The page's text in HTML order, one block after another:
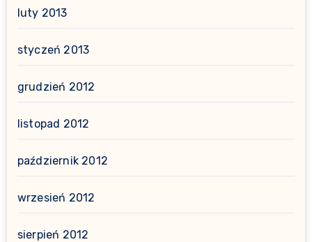
luty 2013
styczeń 2013
grudzień 2012
listopad 2012
październik 2012
wrzesień 2012
sierpień 2012